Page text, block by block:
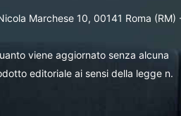
Marchese 10, 00141 Roma (RM)
viene aggiornato senza alcuna
editoriale ai sensi della legge n.